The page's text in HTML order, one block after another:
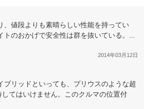
、値段よりも素晴らしい性能を持ってい
トのおかげで安全性は群を抜いている。...
2014年03月12日
リッドといっても、プリウスのような超
てはいけません。このクルマの位置付